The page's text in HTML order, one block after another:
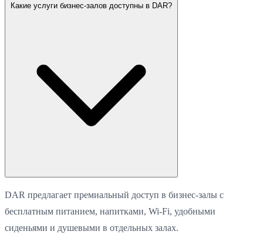
Какие услуги бизнес-залов доступны в DAR?
DAR предлагает премиальный доступ в бизнес-залы с
бесплатным питанием, напитками, Wi-Fi, удобными
сиденьями и душевыми в отдельных залах.